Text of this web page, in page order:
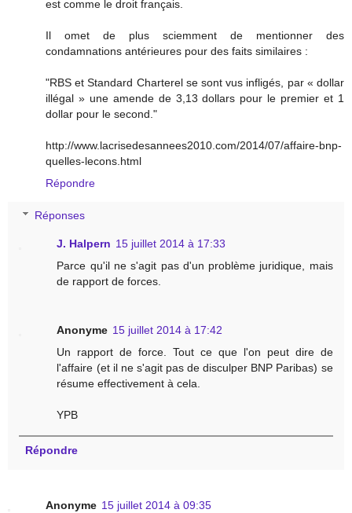
est comme le droit français.
Il omet de plus sciemment de mentionner des
condamnations antérieures pour des faits similaires :
"RBS et Standard Charterel se sont vus infligés, par « dollar
illégal » une amende de 3,13 dollars pour le premier et 1
dollar pour le second."
http://www.lacrisedesannees2010.com/2014/07/affaire-bnp-
quelles-lecons.html
Répondre
Réponses
J. Halpern 15 juillet 2014 à 17:33
Parce qu'il ne s'agit pas d'un problème juridique, mais
de rapport de forces.
Anonyme 15 juillet 2014 à 17:42
Un rapport de force. Tout ce que l'on peut dire de
l'affaire (et il ne s'agit pas de disculper BNP Paribas) se
résume effectivement à cela.
YPB
Répondre
Anonyme 15 juillet 2014 à 09:35